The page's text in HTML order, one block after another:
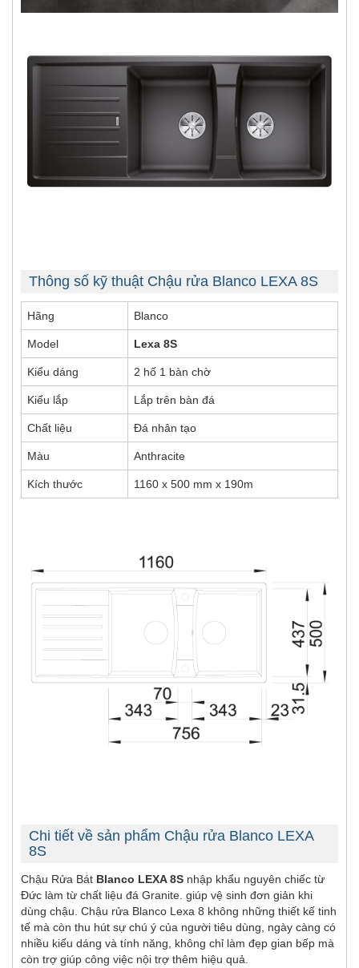
Thông số kỹ thuật Chậu rửa Blanco LEXA 8S
Hãng Blanco
Model Lexa 8S
Kiểu dáng 2 hố 1 bàn chờ
Kiểu lắp Lắp trên bàn đá
Chất liệu Đá nhân tạo
Màu Anthracite
Kích thước 1160 x 500 mm x 190m
Chi tiết về sản phẩm Chậu rửa Blanco LEXA
8S
Chậu Rửa Bát Blanco LEXA 8S nhập khẩu nguyên chiếc từ
Đức làm từ chất liệu đá Granite. giúp vệ sinh đơn giản khi
dùng chậu. Chậu rửa Blanco Lexa 8 không những thiết kế tinh
tế mà còn thu hút sự chú ý của người tiêu dùng, ngày càng có
nhiều kiểu dáng và tính năng, không chỉ làm đẹp gian bếp mà
còn trợ giúp công việc nội trợ thêm hiệu quả.